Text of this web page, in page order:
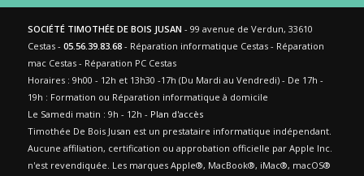
SOCIÉTÉ TIMOTHÉE DE BOIS JUSAN - 99 avenue de Verdun, 33610
Cestas - 05.56.39.83.68- Réparation informatique Cestas - Réparation
mac Cestas - Réparation PC Cestas
Horaires : 9h00 - 12h et 13h30 -17h (Du Mardi au Vendredi) - De 17h -
19h : Formation ou Réparation informatique à domicile
Le Samedi matin : 9h - 12h - Plan d'accès
Timothée De Bois Jusan est un prestataire informatique indépendant.
Aucune affiliation, certification ou approbation officielle par Apple Inc.
n'est revendiquée. Les marques Apple®, MacBook®, iMac®, macOS®